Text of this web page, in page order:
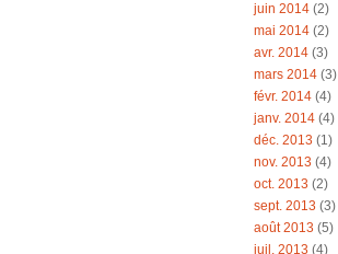
juin 2014 (2)
mai 2014 (2)
avr. 2014 (3)
mars 2014 (3)
févr. 2014 (4)
janv. 2014 (4)
déc. 2013 (1)
nov. 2013 (4)
oct. 2013 (2)
sept. 2013 (3)
août 2013 (5)
juil. 2013 (4)